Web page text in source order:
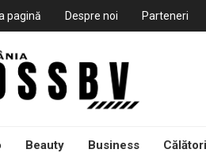
pagină Despre noi Parteneri
Beauty Business